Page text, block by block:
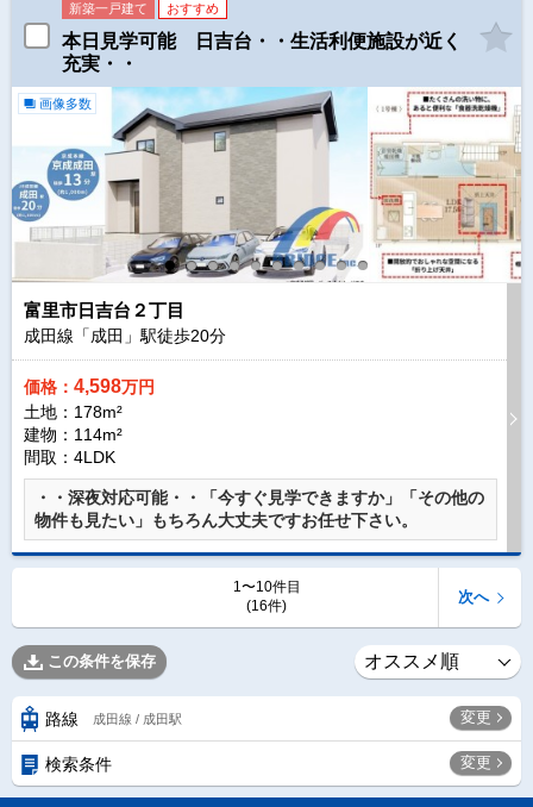
新築一戸建て おすすめ
本日見学可能 日吉台・・生活利便施設が近く
充実・・
画像多数
富里市日吉台２丁目
成田線「成田」駅徒歩20分
価格： 4,598万円
土地：178m²
建物：114m²
間取：4LDK
・・深夜対応可能・・「今すぐ見学できますか」「その他の
物件も見たい」もちろん大丈夫ですお任せ下さい。
1〜10件目
(16件)
次へ
この条件を保存
路線 成田線 / 成田駅 変更
検索条件 変更